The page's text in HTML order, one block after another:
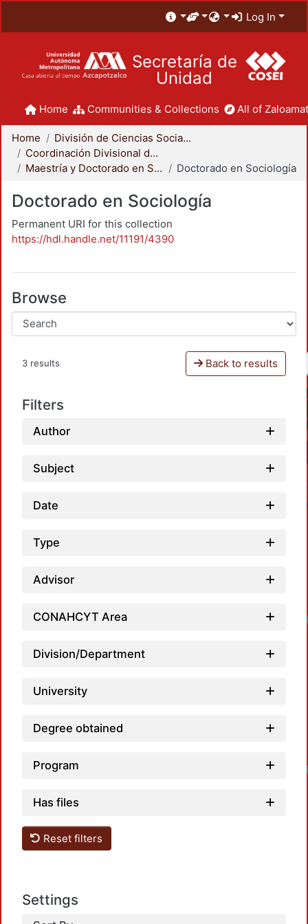
Log In
Secretaría de
Unidad
Home Communities & Collections All of
Home
División de Ciencias Sociales y Humanidades
Coordinación Divisional de Posgrado
Maestría y Doctorado en Sociología
Doctorado en Sociología
Doctorado en Sociología
Permanent URI for this collection
https://hdl.handle.net/11191/4390
Browse
3 results Back to results
Filters
Author
Subject
Date
Type
Advisor
CONAHCYT Area
Division/Department
University
Degree obtained
Program
Has files
Reset filters
Settings